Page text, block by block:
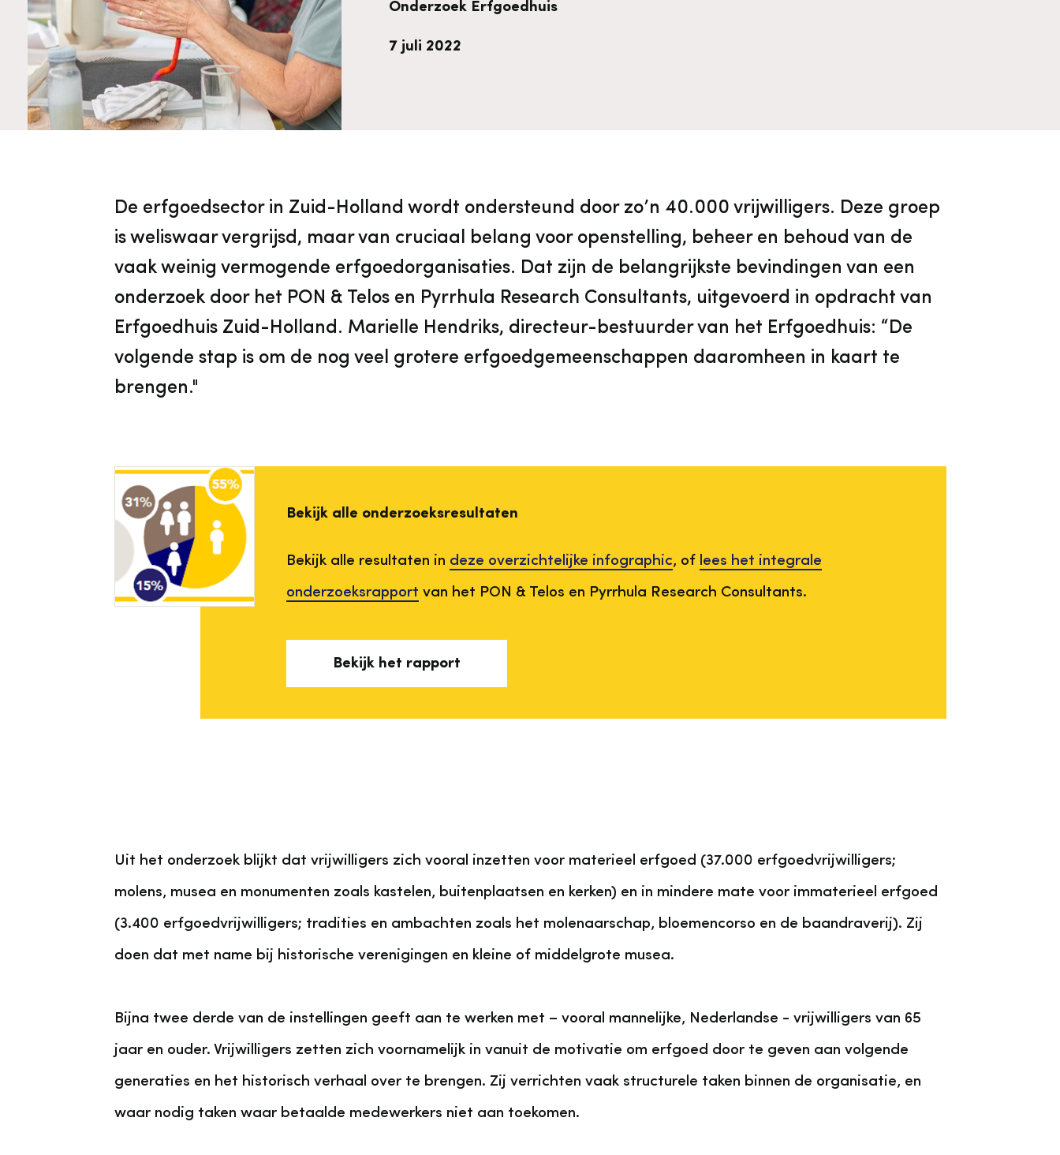
Downloads en nieuwsbrieven
Nieuwsbrieven Veelgestelde vragen
Digitale toegankelijkheid
Pers
Cultureel Erfgoed
Diensten
Organisatie
Onderzoek Erfgoedhuis
7 juli 2022
De erfgoedsector in Zuid-Holland wordt ondersteund door zo’n 40.000 vrijwilligers. Deze groep
is weliswaar vergrijsd, maar van cruciaal belang voor openstelling, beheer en behoud van de
vaak weinig vermogende erfgoedorganisaties. Dat zijn de belangrijkste bevindingen van een
onderzoek door het PON & Telos en Pyrrhula Research Consultants, uitgevoerd in opdracht van
Erfgoedhuis Zuid-Holland. Marielle Hendriks, directeur-bestuurder van het Erfgoedhuis: “De
volgende stap is om de nog veel grotere erfgoedgemeenschappen daaromheen in kaart te
brengen."
Bekijk alle onderzoeksresultaten
Bekijk alle resultaten in deze overzichtelijke infographic, of lees het integrale
onderzoeksrapport van het PON & Telos en Pyrrhula Research Consultants.
Bekijk het rapport
Uit het onderzoek blijkt dat vrijwilligers zich vooral inzetten voor materieel erfgoed (37.000 erfgoedvrijwilligers;
molens, musea en monumenten zoals kastelen, buitenplaatsen en kerken) en in mindere mate voor immaterieel erfgoed
(3.400 erfgoedvrijwilligers; tradities en ambachten zoals het molenaarschap, bloemencorso en de baandraverij). Zij
doen dat met name bij historische verenigingen en kleine of middelgrote musea.
Bijna twee derde van de instellingen geeft aan te werken met – vooral mannelijke, Nederlandse - vrijwilligers van 65
jaar en ouder. Vrijwilligers zetten zich voornamelijk in vanuit de motivatie om erfgoed door te geven aan volgende
generaties en het historisch verhaal over te brengen. Zij verrichten vaak structurele taken binnen de organisatie, en
waar nodig taken waar betaalde medewerkers niet aan toekomen.